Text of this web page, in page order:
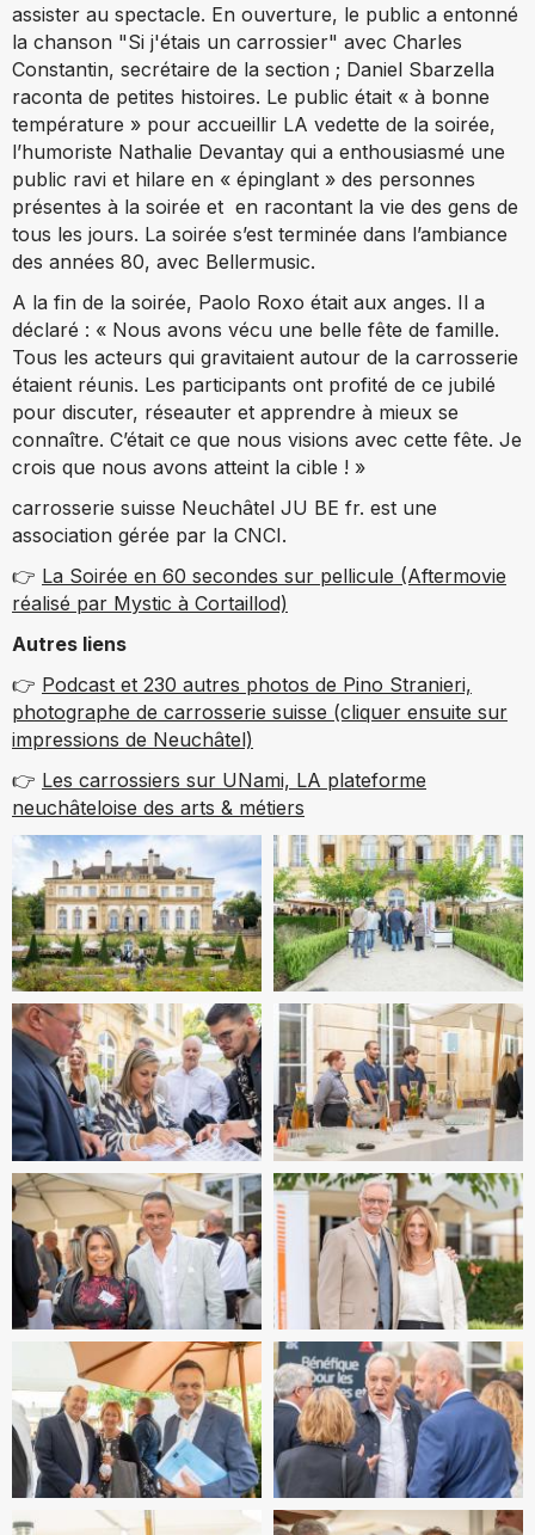
assister au spectacle. En ouverture, le public a entonné
la chanson "Si j'étais un carrossier" avec Charles
Constantin, secrétaire de la section ; Daniel Sbarzella
raconta de petites histoires. Le public était « à bonne
température » pour accueillir LA vedette de la soirée,
l’humoriste Nathalie Devantay qui a enthousiasmé une
public ravi et hilare en « épinglant » des personnes
présentes à la soirée et en racontant la vie des gens de
tous les jours. La soirée s’est terminée dans l’ambiance
des années 80, avec Bellermusic.
A la fin de la soirée, Paolo Roxo était aux anges. Il a
déclaré : « Nous avons vécu une belle fête de famille.
Tous les acteurs qui gravitaient autour de la carrosserie
étaient réunis. Les participants ont profité de ce jubilé
pour discuter, réseauter et apprendre à mieux se
connaître. C’était ce que nous visions avec cette fête. Je
crois que nous avons atteint la cible ! »
carrosserie suisse Neuchâtel JU BE fr. est une
association gérée par la CNCI.
👉 La Soirée en 60 secondes sur pellicule (Aftermovie
réalisé par Mystic à Cortaillod)
Autres liens
👉 Podcast et 230 autres photos de Pino Stranieri,
photographe de carrosserie suisse (cliquer ensuite sur
impressions de Neuchâtel)
👉 Les carrossiers sur UNami, LA plateforme
neuchâteloise des arts & métiers